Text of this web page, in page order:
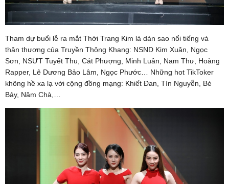
Tham dự buổi lễ ra mắt Thời Trang Kim là dàn sao nổi tiếng và
thân thương của Truyền Thông Khang: NSND Kim Xuân, Ngọc
Sơn, NSƯT Tuyết Thu, Cát Phượng, Minh Luân, Nam Thư, Hoàng
Rapper, Lê Dương Bảo Lâm, Ngọc Phước… Những hot TikToker
không hề xa lạ với cộng đồng mạng: Khiết Đan, Tín Nguyễn, Bé
Bảy, Năm Chà,…